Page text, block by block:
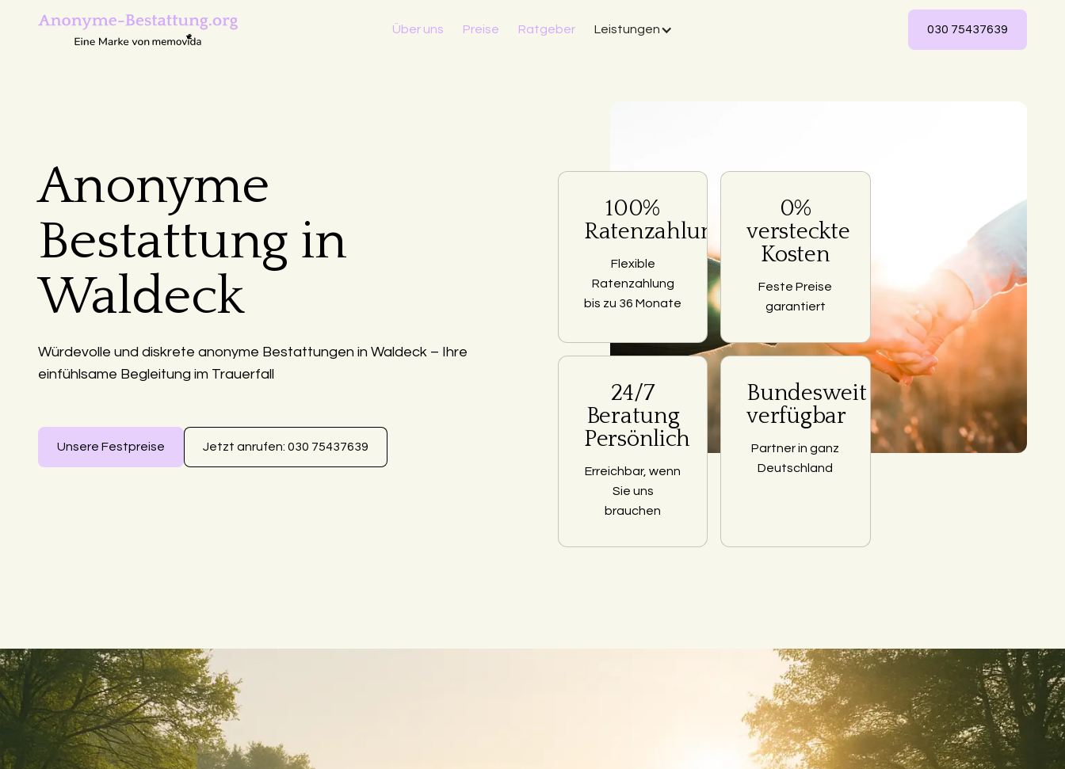
Über uns Preise Ratgeber Leistungen 030 75437639
Anonyme
Bestattung in
Waldeck
Würdevolle und diskrete anonyme Bestattungen in Waldeck – Ihre
einfühlsame Begleitung im Trauerfall
Unsere Festpreise Jetzt anrufen: 030 75437639
100%
Ratenzahlung
Flexible
Ratenzahlung
bis zu 36 Monate
0%
versteckte
Kosten
Feste Preise
garantiert
24/7
Beratung
Persönlich
Erreichbar, wenn
Sie uns
brauchen
Bundesweit
verfügbar
Partner in ganz
Deutschland